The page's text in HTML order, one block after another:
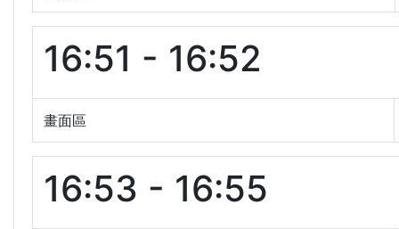
16:51 - 16:52
畫面區
16:53 - 16:55